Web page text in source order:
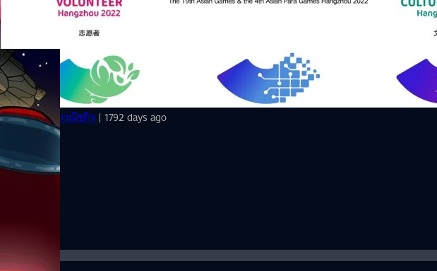
09/09/2021
เผยรายชื่อ 8 เกมที่จะบรรจุในเอเชียนเกมส์ 2022 ที่หางโจว
สภาโอลิมปิกแห่งเอเชีย (Olympic Council of Asia) ประกาศรายชื่อการแข่งขันอีสปอร์ตส์ทั้ง 8 เกมที่จะ
บรรจุอยู่ในเอเชียนเกมส์ 2022
จตุรวิทย์ เครือวาณิชกิจ | 1792 days ago
Read More